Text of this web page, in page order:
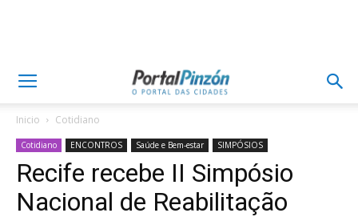
Inicio Cotidiano
Cotidiano ENCONTROS Saúde e Bem-estar SIMPÓSIOS
Recife recebe II Simpósio
Nacional de Reabilitação